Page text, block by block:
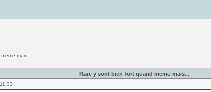
mais...
Rare y sont bien fort quand meme mais...